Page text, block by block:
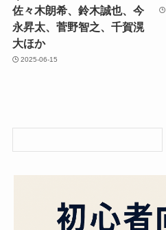
佐々木朗希、鈴木誠也、今
永昇太、菅野智之、千賀滉
大ほか
2025-06-15